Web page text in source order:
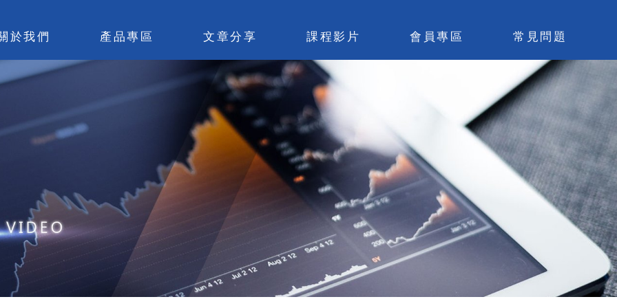
於我們 產品專區
IDC機房出租
心理團服務(限學員)
文章分享
公益專區
C哥的每日碎碎唸
交易實作
心得分享
選擇權園地
課程影片
交易觀念與基礎
策略寶庫(學員區)
每月閒聊(學員區)
線上基礎班(學員區)
結算閒聊檢討
會員專區 常見問題